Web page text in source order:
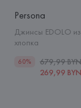
Persona
Джинсы EDOLO из
хлопка
60%
679,99 BYN
269,99 BYN